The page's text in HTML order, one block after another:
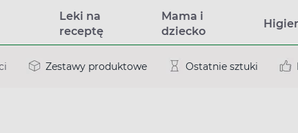
Leki na
receptę
Mama i
dziecko
Zestawy produktowe Ostatnie sztuki